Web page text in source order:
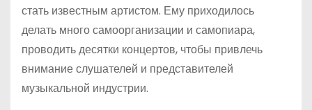
стать известным артистом. Ему приходилось
делать много самоорганизации и самопиара,
проводить десятки концертов, чтобы привлечь
внимание слушателей и представителей
музыкальной индустрии.